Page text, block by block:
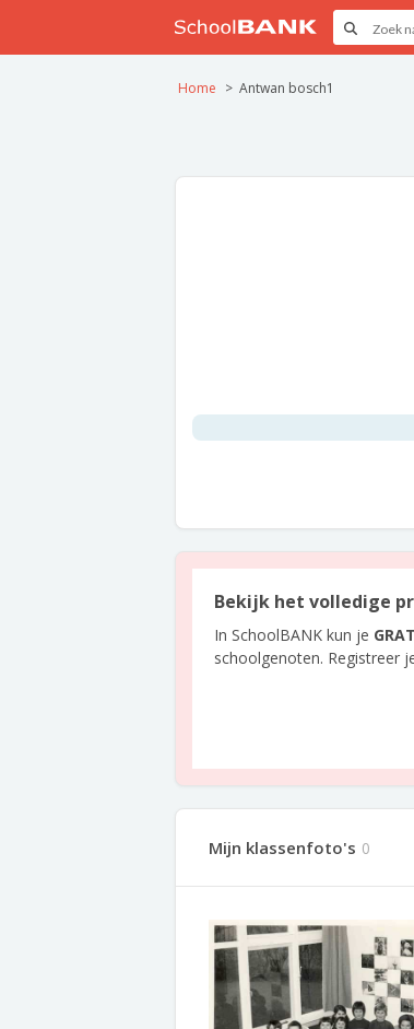
Home Antwan bosch1
Bekijk het volledige
In SchoolBANK kun je
schoolgenoten. Registreer
Mijn klassenfoto's 0